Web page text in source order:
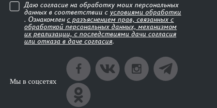
Даю согласие на обработку моих персональных
данных в соответствии с условиями обработки
. Ознакомлен с разъяснением прав, связанных с
обработкой персональных данных, механизмом
их реализации, с последствиями дачи согласия
или отказа в даче согласия.
Мы в соцсетях